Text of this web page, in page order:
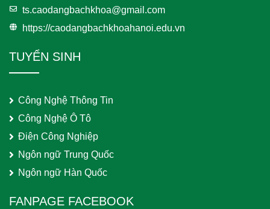
ts.caodangbachkhoa@gmail.com
https://caodangbachkhoahanoi.edu.vn
TUYỂN SINH
Công Nghệ Thông Tin
Công Nghệ Ô Tô
Điện Công Nghiệp
Ngôn ngữ Trung Quốc
Ngôn ngữ Hàn Quốc
FANPAGE FACEBOOK